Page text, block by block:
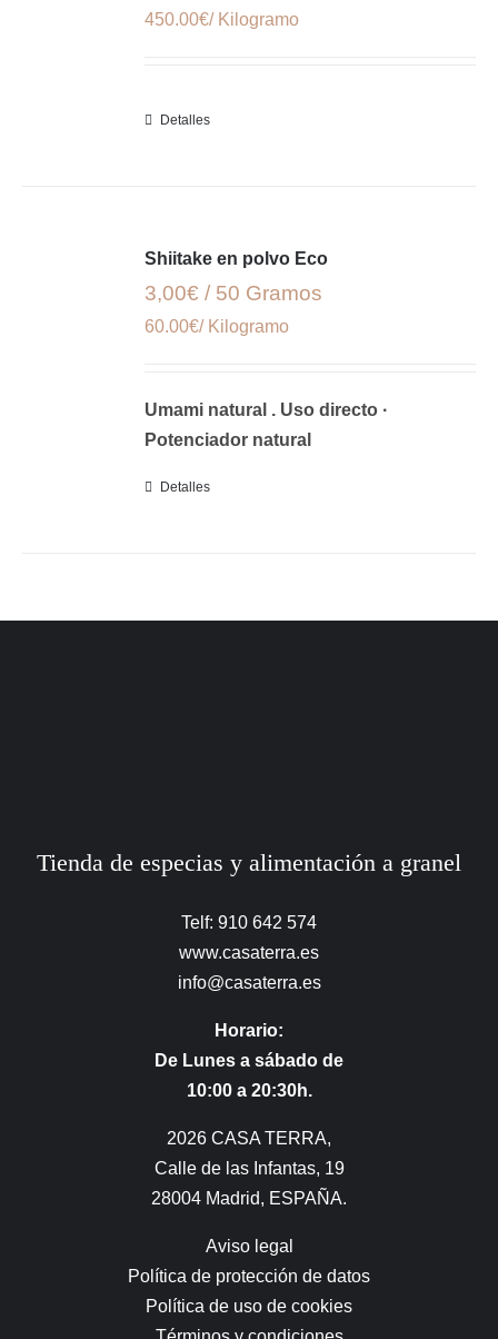
450.00€/ Kilogramo
Detalles
Shiitake en polvo Eco
3,00€ / 50 Gramos
60.00€/ Kilogramo
Umami natural . Uso directo ·
Potenciador natural
Detalles
Tienda de especias y alimentación a granel
Telf: 910 642 574
www.casaterra.es
info@casaterra.es
Horario:
De Lunes a sábado de
10:00 a 20:30h.
2026 CASA TERRA,
Calle de las Infantas, 19
28004 Madrid, ESPAÑA.
Aviso legal
Política de protección de datos
Política de uso de cookies